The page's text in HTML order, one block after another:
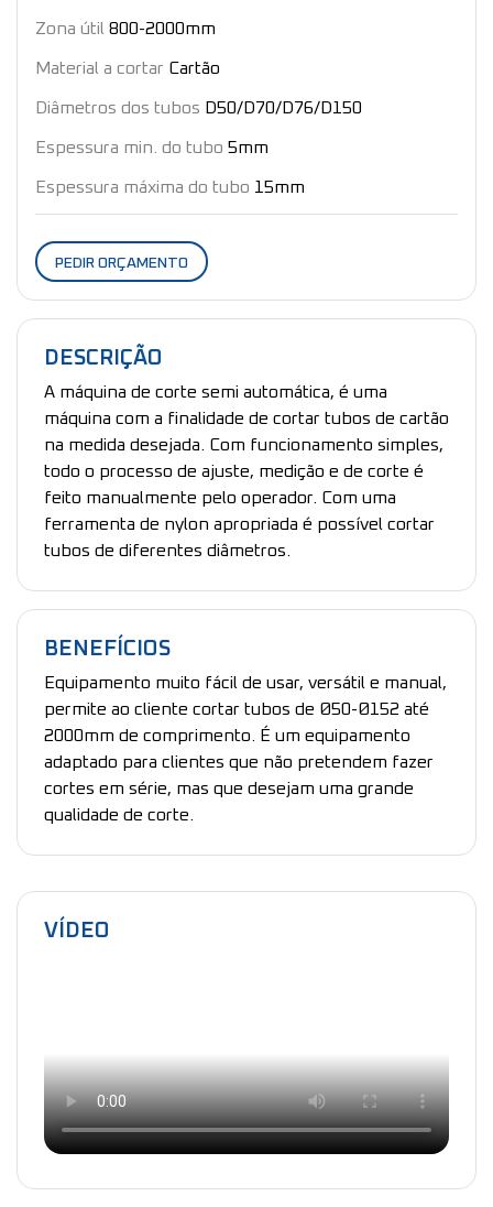
Zona útil 800-2000mm
Material a cortar Cartão
Diâmetros dos tubos D50/D70/D76/D150
Espessura min. do tubo 5mm
Espessura máxima do tubo 15mm
PEDIR ORÇAMENTO
DESCRIÇÃO
A máquina de corte semi automática, é uma
máquina com a finalidade de cortar tubos de cartão
na medida desejada. Com funcionamento simples,
todo o processo de ajuste, medição e de corte é
feito manualmente pelo operador. Com uma
ferramenta de nylon apropriada é possível cortar
tubos de diferentes diâmetros.
BENEFÍCIOS
Equipamento muito fácil de usar, versátil e manual,
permite ao cliente cortar tubos de Ø50-Ø152 até
2000mm de comprimento. É um equipamento
adaptado para clientes que não pretendem fazer
cortes em série, mas que desejam uma grande
qualidade de corte.
VÍDEO